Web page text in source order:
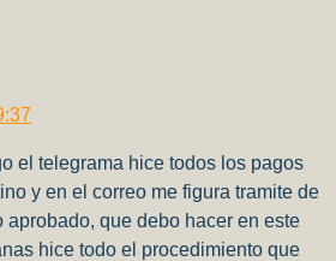
el telegrama hice todos los pagos
y en el correo me figura tramite de
aprobado, que debo hacer en este
hice todo el procedimiento que